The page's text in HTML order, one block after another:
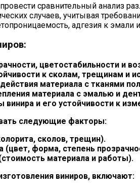
сравнительный анализ
случаев, учитывая
адгезия к эмали
цветостабильности и
к сколам, трещинам и
материала с тканями
материала с эмалью и
винира и его устойчивости к
следующие факторы:
сколов, трещин).
форма, степень
материала и работы).
виниров, включают: